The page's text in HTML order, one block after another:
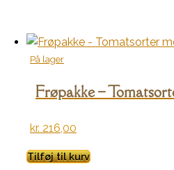
På lager
Frøpakke –
kr. 216,00
Tilføj til kurv